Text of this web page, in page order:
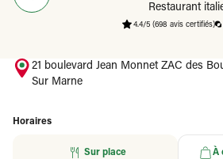
Restaurant
4.4/5 (698 avis certifiés)
21 boulevard Jean Monnet ZAC des
Sur Marne
Horaires
Sur place À